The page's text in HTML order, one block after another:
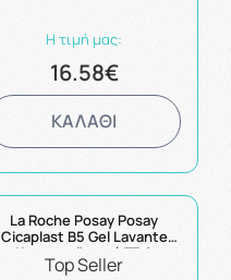
Σώμα 400ml
Η τιμή μας:
16.58€
ΚΑΛΑΘΙ
La Roche Posay Posay
Cicaplast B5 Gel Lavante
Καταπραϋντικό Τζελ
Καθαρισμού Βρέφη-
Top Seller